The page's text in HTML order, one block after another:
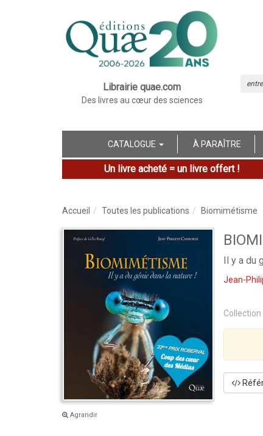
Librairie quae.com
Des livres au cœur des sciences
CATALOGUE À PARAÎTRE
Un livre acheté = un livre offert !
Accueil Toutes les publications Biomimétisme
Agrandir
Il y a du
Jean-
Collection